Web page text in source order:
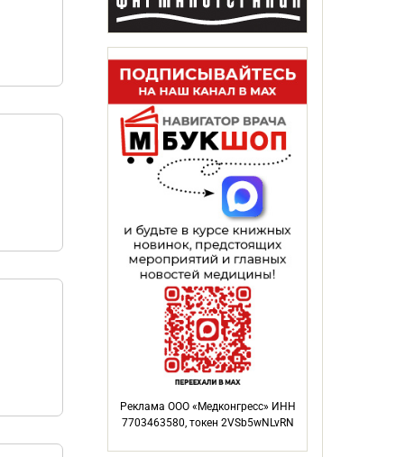
Реклама ООО «Медконгресс» ИНН
7703463580, токен 2VSb5wNLvRN